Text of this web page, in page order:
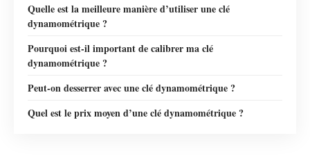
Quelle est la meilleure manière d’utiliser une clé
dynamométrique ?
Pourquoi est-il important de calibrer ma clé
dynamométrique ?
Peut-on desserrer avec une clé dynamométrique ?
Quel est le prix moyen d’une clé dynamométrique ?